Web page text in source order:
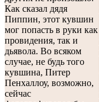
Как сказал дядя
Пиппин, этот кувшин
мог попасть в руки как
провидения, так и
дьявола. Во всяком
случае, не будь того
кувшина, Питер
Пенхаллоу, возможно,
сейчас